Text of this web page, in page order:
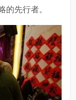
的先行者。